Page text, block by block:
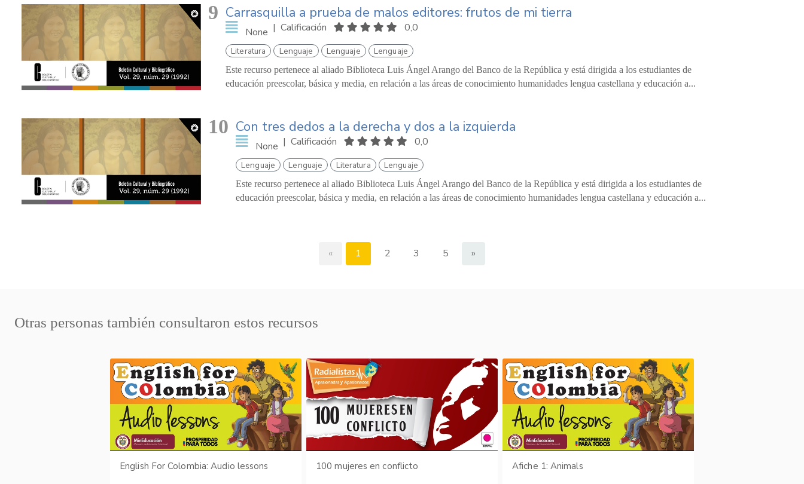
9 Carrasquilla a prueba de malos editores: frutos de mi tierra
None | Calificación 0,0
Literatura Lenguaje Lenguaje Lenguaje
Este recurso pertenece al aliado Biblioteca Luis Ángel Arango del Banco de la República y está dirigida a los estudiantes de
educación preescolar, básica y media, en relación a las áreas de conocimiento humanidades lengua castellana y educación a...
10 Con tres dedos a la derecha y dos a la izquierda
None | Calificación 0,0
Lenguaje Lenguaje Literatura Lenguaje
Este recurso pertenece al aliado Biblioteca Luis Ángel Arango del Banco de la República y está dirigida a los estudiantes de
educación preescolar, básica y media, en relación a las áreas de conocimiento humanidades lengua castellana y educación a...
« 1 2 3 5 »
Otras personas también consultaron estos recursos
English For Colombia: Audio lessons 100 mujeres en conflicto Afiche 1: Animals